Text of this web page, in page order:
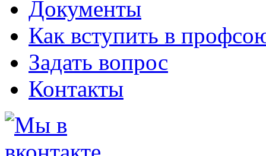
Документы
Как вступить в
Задать вопрос
Контакты